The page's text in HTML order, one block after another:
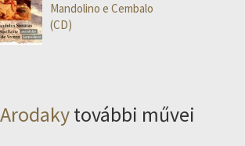
Mandolino e Cembalo
(CD)
további művei